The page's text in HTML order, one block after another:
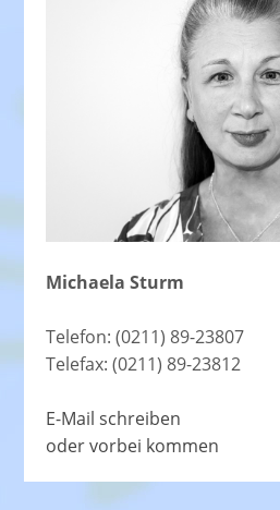
Michaela Sturm
Telefon: (0211) 89-23807
Telefax: (0211) 89-23812
E-Mail schreiben
oder vorbei kommen